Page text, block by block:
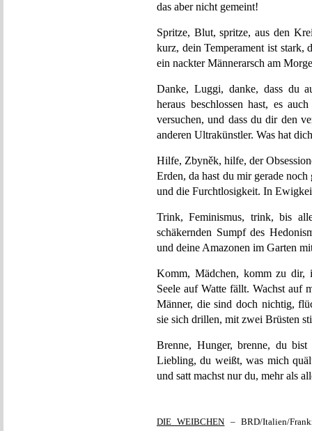
das aber nicht gemeint!
Spritze, Blut, spritze, aus den
kurz, dein Temperament ist stark,
ein nackter Männerarsch am
Danke, Luggi, danke, dass du
heraus beschlossen hast, es
versuchen, und dass du dir den
anderen Ultrakünstler. Was hat
Hilfe, Zbyněk, hilfe, der
Erden, da hast du mir gerade
und die Furchtlosigkeit. In
Trink, Feminismus, trink, bis
schäkernden Sumpf des
und deine Amazonen im Garten
Komm, Mädchen, komm zu dir,
Seele auf Watte fällt. Wachst auf
Männer, die sind doch nichtig,
sie sich drillen, mit zwei Brüsten
Brenne, Hunger, brenne, du
Liebling, du weißt, was mich
und satt machst nur du, mehr als
DIE WEIBCHEN – BRD/Italien/